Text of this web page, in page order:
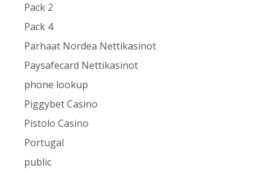
Pack 2
Pack 4
Parhaat Nordea Nettikasinot
Paysafecard Nettikasinot
phone lookup
Piggybet Casino
Pistolo Casino
Portugal
public